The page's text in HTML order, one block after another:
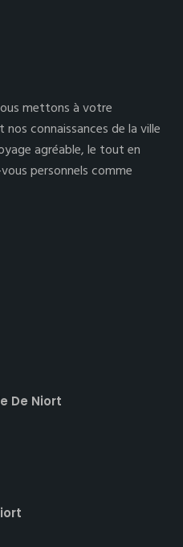
mettons à votre
connaissances de la ville
agréable, le tout en
personnels comme
De Niort